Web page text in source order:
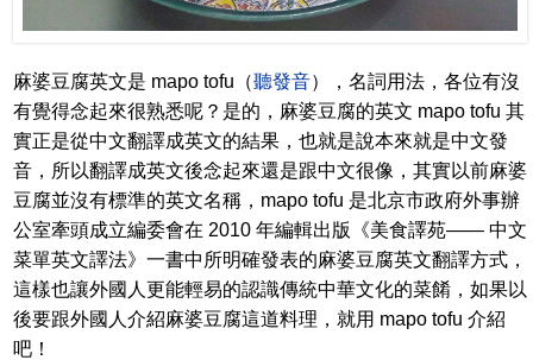
麻婆豆腐英文是 mapo tofu（聽發音），名詞用法，各位有沒
有覺得念起來很熟悉呢？是的，麻婆豆腐的英文 mapo tofu 其
實正是從中文翻譯成英文的結果，也就是說本來就是中文發
音，所以翻譯成英文後念起來還是跟中文很像，其實以前麻婆
豆腐並沒有標準的英文名稱，mapo tofu 是北京市政府外事辦
公室牽頭成立編委會在 2010 年編輯出版《美食譯苑—— 中文
菜單英文譯法》一書中所明確發表的麻婆豆腐英文翻譯方式，
這樣也讓外國人更能輕易的認識傳統中華文化的菜餚，如果以
後要跟外國人介紹麻婆豆腐這道料理，就用 mapo tofu 介紹
吧！